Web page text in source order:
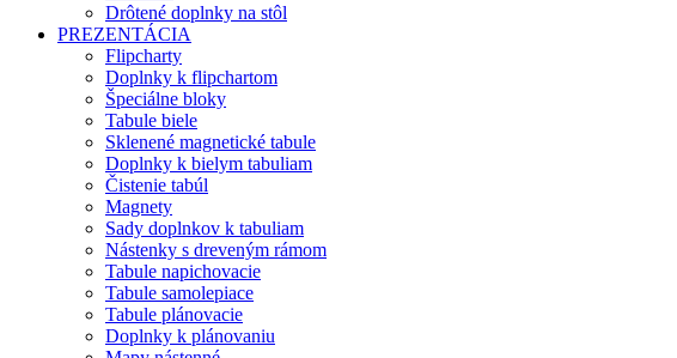
Drôtené doplnky na stôl
PREZENTÁCIA
Flipcharty
Doplnky k flipchartom
Špeciálne bloky
Tabule biele
Sklenené magnetické tabule
Doplnky k bielym tabuliam
Čistenie tabúl
Magnety
Sady doplnkov k tabuliam
Nástenky s dreveným rámom
Tabule napichovacie
Tabule samolepiace
Tabule plánovacie
Doplnky k plánovaniu